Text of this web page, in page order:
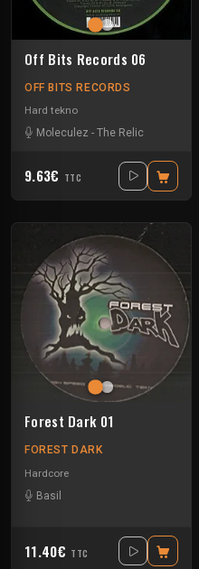
Off Bits Records 06
OFF BITS RECORDS
Hard tekno
Moleculez - The Relic
9.63€ TTC
Forest Dark 01
FOREST DARK
Hardcore
Basil
11.40€ TTC